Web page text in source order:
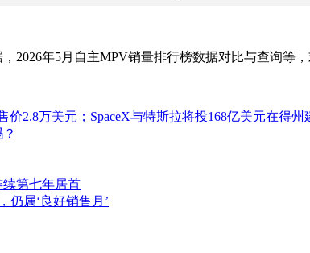
2026年5月自主MPV销量排行榜数据对比与查询等，
价2.8万美元；SpaceX与特斯拉将投168亿美元在得
续第七年居首
仍属‘良好销售月’